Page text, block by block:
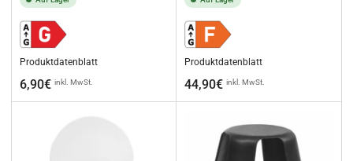
Produktdatenblatt
Normaler
Preis
6,90€ inkl. MwSt.
Produktdatenblatt
Normaler
Preis
44,90€ inkl. MwSt.